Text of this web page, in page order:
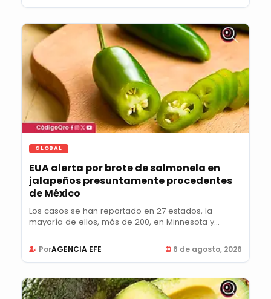
GLOBAL
EUA alerta por brote de salmonela en
jalapeños presuntamente procedentes
de México
Los casos se han reportado en 27 estados, la
mayoría de ellos, más de 200, en Minnesota y
PorAGENCIA EFE 6 de agosto, 2026